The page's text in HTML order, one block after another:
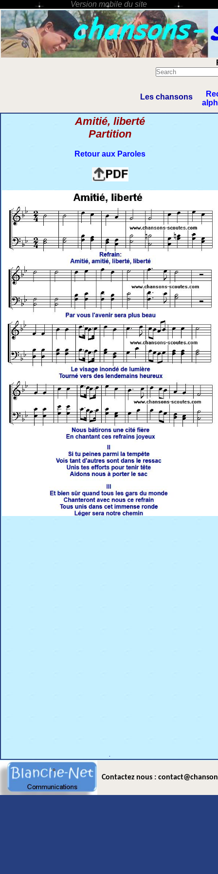
Les chansons
Amitié, liberté
Partition
Retour aux Paroles
Contactez nous :